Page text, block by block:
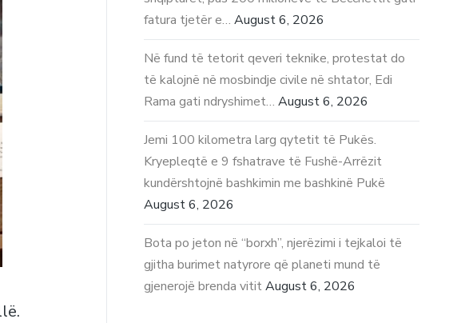
fatura tjetër e… August 6, 2026
Në fund të tetorit qeveri teknike, protestat do
të kalojnë në mosbindje civile në shtator, Edi
Rama gati ndryshimet… August 6, 2026
Jemi 100 kilometra larg qytetit të Pukës.
Kryepleqtë e 9 fshatrave të Fushë-Arrëzit
kundërshtojnë bashkimin me bashkinë Pukë
August 6, 2026
Bota po jeton në “borxh”, njerëzimi i tejkaloi të
gjitha burimet natyrore që planeti mund të
gjenerojë brenda vitit August 6, 2026